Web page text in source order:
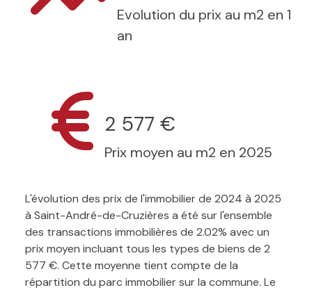
Evolution du prix au m2 en 1
an
2 577 €
Prix moyen au m2 en 2025
L'évolution des prix de l'immobilier de 2024 à 2025
à Saint-André-de-Cruzières a été sur l'ensemble
des transactions immobilières de 2.02% avec un
prix moyen incluant tous les types de biens de 2
577 €. Cette moyenne tient compte de la
répartition du parc immobilier sur la commune. Le